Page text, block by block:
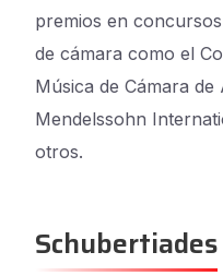
premios en
de cámara como el
Música de Cámara
Mendelssohn
otros.
Schubertiades